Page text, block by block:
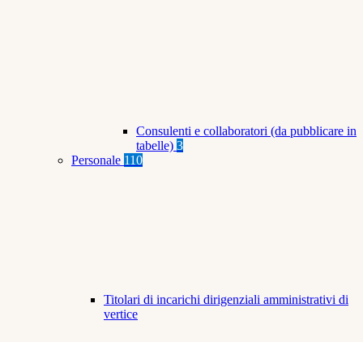
Consulenti e collaboratori (da pubblicare in
tabelle) 3
Personale 110
Titolari di incarichi dirigenziali amministrativi di
vertice